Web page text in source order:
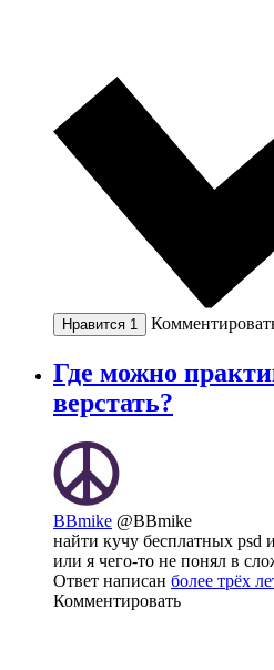
Нравится 1
Где можно
верстать?
BBmike @BBmike
найти кучу бесплатных psd
или я чего-то не понял в
Ответ написан более трёх
Комментировать